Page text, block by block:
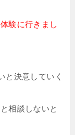
験に行きまし
と決意していく
相談しないと